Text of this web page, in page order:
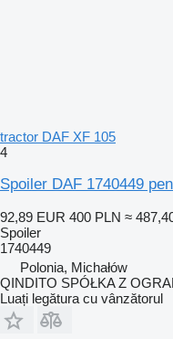
tractor DAF XF 105
4
Spoiler DAF 1740449
92,89 EUR 400 PLN ≈
Spoiler
1740449
Polonia, Michałów
QINDITO SPÓŁKA Z
Luați legătura cu vânzătorul